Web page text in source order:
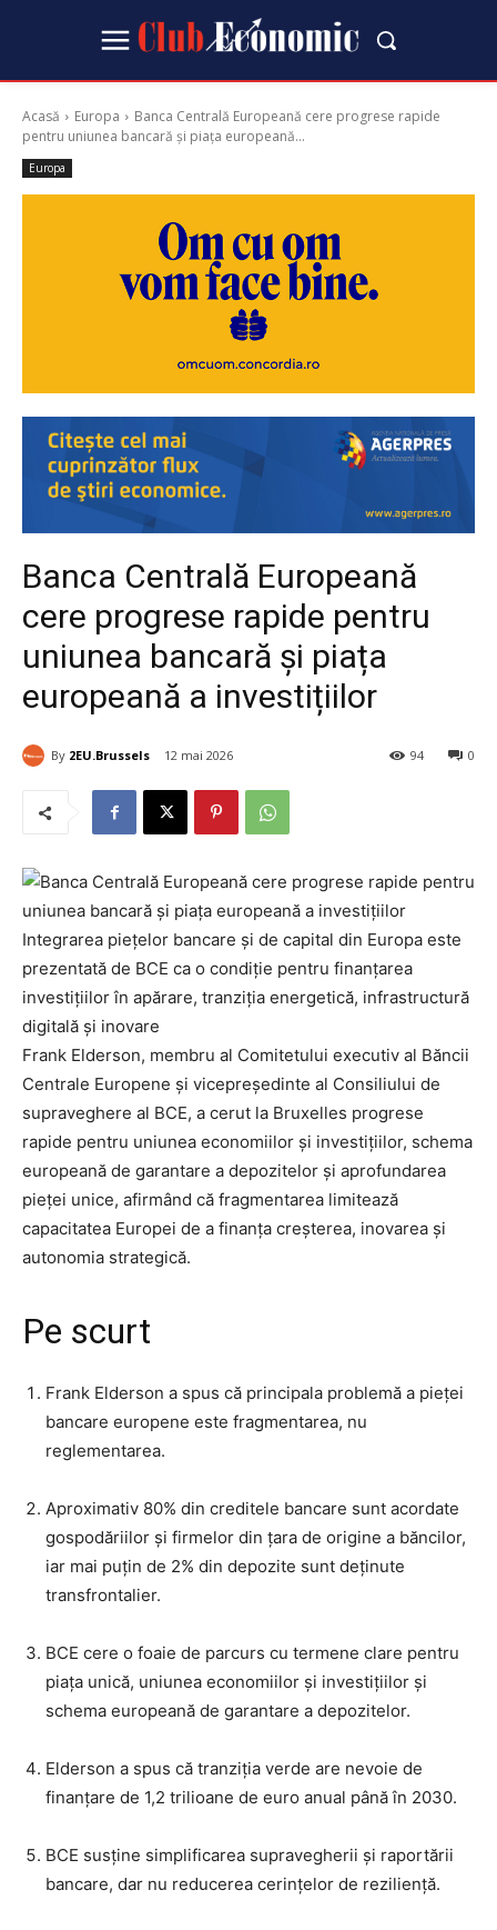
Acasă Europa
Banca Centrală Europeană cere progrese rapide
pentru uniunea bancară și piața europeană...
Europa
Banca Centrală Europeană
cere progrese rapide pentru
uniunea bancară și piața
europeană a investițiilor
By 2EU.Brussels 12 mai 2026 0
94
Integrarea piețelor bancare și de capital din Europa este
prezentată de BCE ca o condiție pentru finanțarea
investițiilor în apărare, tranziția energetică, infrastructură
digitală și inovare
Frank Elderson, membru al Comitetului executiv al Băncii
Centrale Europene și vicepreședinte al Consiliului de
supraveghere al BCE, a cerut la Bruxelles progrese
rapide pentru uniunea economiilor și investițiilor, schema
europeană de garantare a depozitelor și aprofundarea
pieței unice, afirmând că fragmentarea limitează
capacitatea Europei de a finanța creșterea, inovarea și
autonomia strategică.
Pe scurt
Frank Elderson a spus că principala problemă a pieței
bancare europene este fragmentarea, nu
reglementarea.
Aproximativ 80% din creditele bancare sunt acordate
gospodăriilor și firmelor din țara de origine a băncilor,
iar mai puțin de 2% din depozite sunt deținute
transfrontalier.
BCE cere o foaie de parcurs cu termene clare pentru
piața unică, uniunea economiilor și investițiilor și
schema europeană de garantare a depozitelor.
Elderson a spus că tranziția verde are nevoie de
finanțare de 1,2 trilioane de euro anual până în 2030.
BCE susține simplificarea supravegherii și raportării
bancare, dar nu reducerea cerințelor de reziliență.